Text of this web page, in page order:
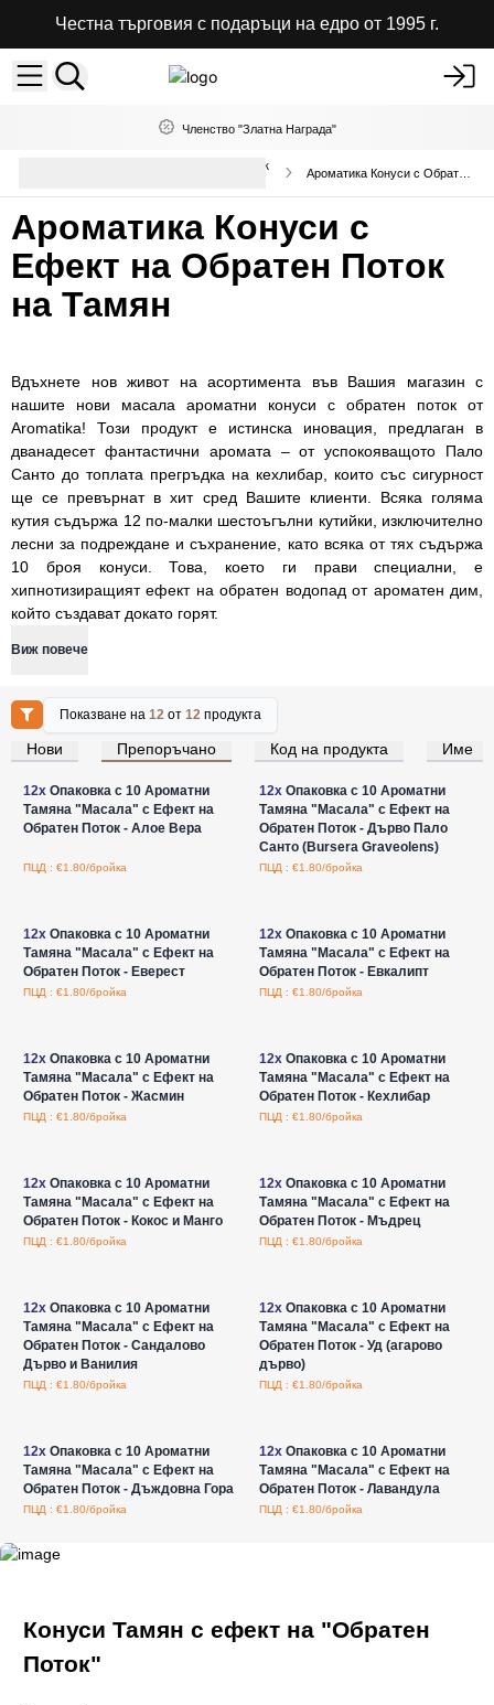
Честна търговия с подаръци на едро от 1995 г.
Членство "Златна Награда"
Конуси с Ефект на Обратен Поток
Ароматика Конуси с Обратен Поток
Ароматика Конуси с
Ефект на Обратен Поток
на Тамян
Вдъхнете нов живот на асортимента във Вашия магазин с
нашите нови масала ароматни конуси с обратен поток от
Aromatika! Този продукт е истинска иновация, предлаган в
дванадесет фантастични аромата – от успокояващото Пало
Санто до топлата прегръдка на кехлибар, които със сигурност
ще се превърнат в хит сред Вашите клиенти. Всяка голяма
кутия съдържа 12 по-малки шестоъгълни кутийки, изключително
лесни за подреждане и съхранение, като всяка от тях съдържа
10 броя конуси. Това, което ги прави специални, е
хипнотизиращият ефект на обратен водопад от ароматен дим,
който създават докато горят.
Виж повече
Показване на12 от12 продукта
Нови Препоръчано Код на продукта Име
Влезте за цени на едро
12xОпаковка с 10 Ароматни
Тамяна "Масала" с Ефект на
Обратен Поток - Алое Вера
ПЦД : €1.80/бройка
Влезте за цени на едро
12xОпаковка с 10 Ароматни
Тамяна "Масала" с Ефект на
Обратен Поток - Дърво Пало
Санто (Bursera Graveolens)
ПЦД : €1.80/бройка
12xОпаковка с 10 Ароматни
Тамяна "Масала" с Ефект на
Обратен Поток - Еверест
ПЦД : €1.80/бройка
12xОпаковка с 10 Ароматни
Тамяна "Масала" с Ефект на
Обратен Поток - Евкалипт
ПЦД : €1.80/бройка
12xОпаковка с 10 Ароматни
Тамяна "Масала" с Ефект на
Обратен Поток - Жасмин
ПЦД : €1.80/бройка
12xОпаковка с 10 Ароматни
Тамяна "Масала" с Ефект на
Обратен Поток - Кехлибар
ПЦД : €1.80/бройка
12xОпаковка с 10 Ароматни
Тамяна "Масала" с Ефект на
Обратен Поток - Кокос и Манго
ПЦД : €1.80/бройка
12xОпаковка с 10 Ароматни
Тамяна "Масала" с Ефект на
Обратен Поток - Мъдрец
ПЦД : €1.80/бройка
12xОпаковка с 10 Ароматни
Тамяна "Масала" с Ефект на
Обратен Поток - Сандалово
Дърво и Ванилия
ПЦД : €1.80/бройка
12xОпаковка с 10 Ароматни
Тамяна "Масала" с Ефект на
Обратен Поток - Уд (агарово
дърво)
ПЦД : €1.80/бройка
12xОпаковка с 10 Ароматни
Тамяна "Масала" с Ефект на
Обратен Поток - Дъждовна Гора
ПЦД : €1.80/бройка
12xОпаковка с 10 Ароматни
Тамяна "Масала" с Ефект на
Обратен Поток - Лавандула
ПЦД : €1.80/бройка
Конуси Тамян с ефект на "Обратен
Поток"